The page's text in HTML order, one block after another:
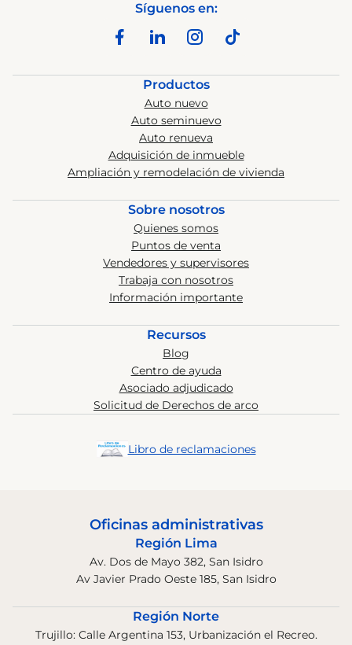
Síguenos en:
Productos
Auto nuevo
Auto seminuevo
Auto renueva
Adquisición de inmueble
Ampliación y remodelación de vivienda
Sobre nosotros
Quienes somos
Puntos de venta
Vendedores y supervisores
Trabaja con nosotros
Información importante
Recursos
Blog
Centro de ayuda
Asociado adjudicado
Solicitud de Derechos de arco
Libro de reclamaciones
Oficinas administrativas
Región Lima
Av. Dos de Mayo 382, San Isidro
Av Javier Prado Oeste 185, San Isidro
Región Norte
Trujillo: Calle Argentina 153, Urbanización el Recreo.